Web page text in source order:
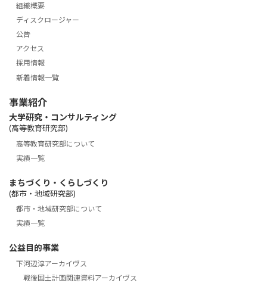
組織概要
ディスクロージャー
公告
アクセス
採用情報
新着情報一覧
事業紹介
大学研究・コンサルティング
(高等教育研究部)
高等教育研究部について
実績一覧
まちづくり・くらしづくり
(都市・地域研究部)
都市・地域研究部について
実績一覧
公益目的事業
下河辺淳アーカイヴス
戦後国土計画関連資料アーカイヴス